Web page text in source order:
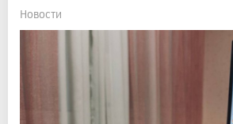
Новости